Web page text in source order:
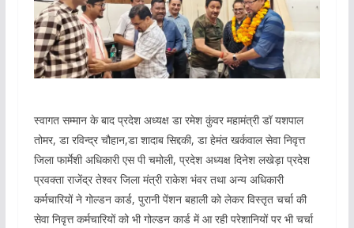
स्वागत सम्मान के बाद प्रदेश अध्यक्ष डा रमेश कुंवर महामंत्री डॉ यशपाल
तोमर, डा रविन्द्र चौहान,डा शादाब सिद्दकी, डा हेमंत खर्कवाल सेवा निवृत्त
जिला फार्मेशी अधिकारी एस पी चमोली, प्रदेश अध्यक्ष दिनेश लखेड़ा प्रदेश
प्रवक्ता राजेंद्र तेश्वर जिला मंत्री राकेश भंवर तथा अन्य अधिकारी
कर्मचारियों ने गोल्डन कार्ड, पुरानी पेंशन बहाली को लेकर विस्तृत चर्चा की
सेवा निवृत्त कर्मचारियों को भी गोल्डन कार्ड में आ रही परेशानियों पर भी चर्चा